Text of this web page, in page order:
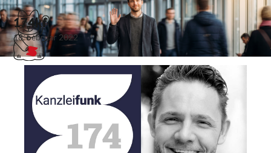
174kf
18. Februar 2022